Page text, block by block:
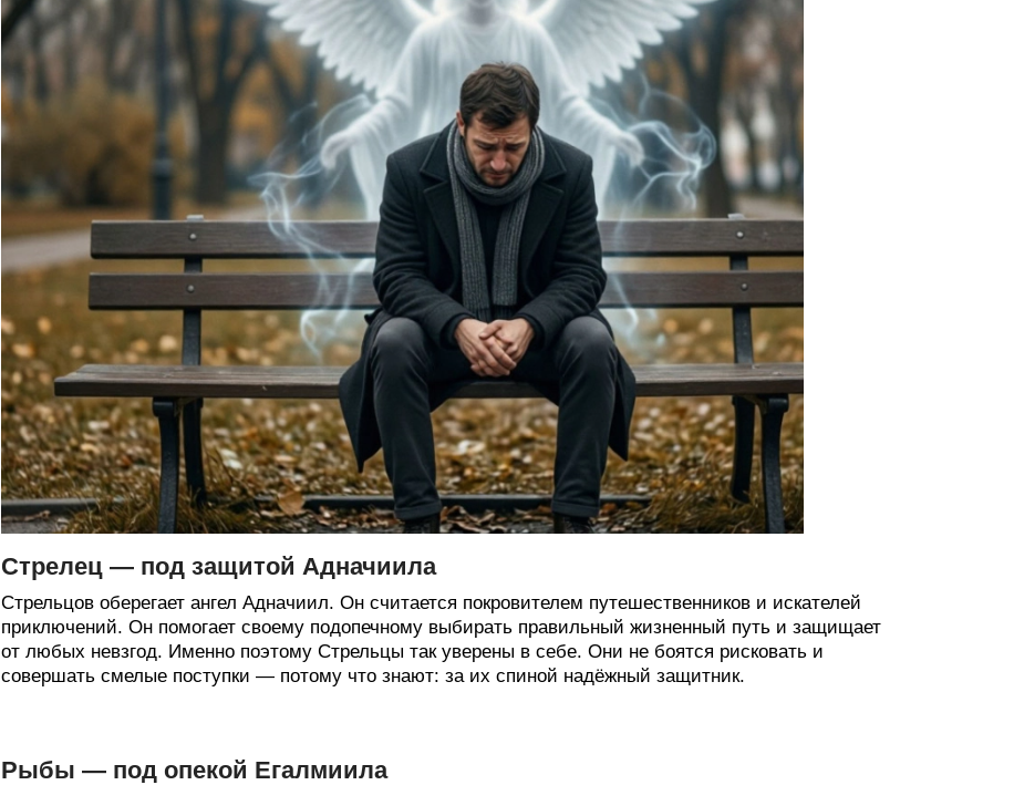
Стрелец — под защитой Адначиила
Стрельцов оберегает ангел Адначиил. Он считается покровителем путешественников и искателей
приключений. Он помогает своему подопечному выбирать правильный жизненный путь и защищает
от любых невзгод. Именно поэтому Стрельцы так уверены в себе. Они не боятся рисковать и
совершать смелые поступки — потому что знают: за их спиной надёжный защитник.
Рыбы — под опекой Егалмиила